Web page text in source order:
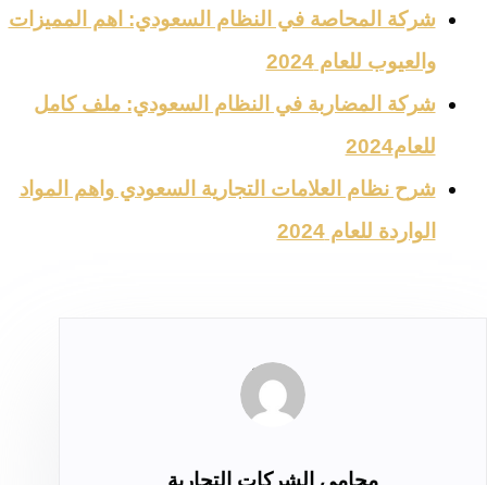
شركة المحاصة في النظام السعودي: اهم المميزات
والعيوب للعام 2024
شركة المضاربة في النظام السعودي: ملف كامل
للعام2024
شرح نظام العلامات التجارية السعودي واهم المواد
الواردة للعام 2024
محامي الشركات التجارية